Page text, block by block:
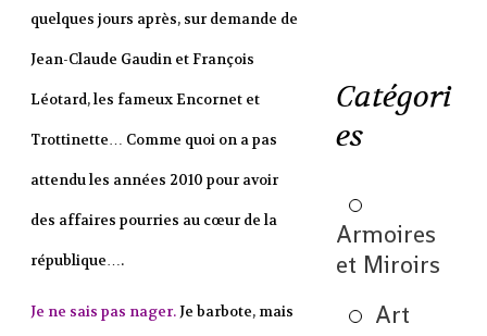
quelques jours après, sur demande de
Jean-Claude Gaudin et François
Léotard, les fameux Encornet et
Trottinette… Comme quoi on a pas
attendu les années 2010 pour avoir
des affaires pourries au cœur de la
république….
Je ne sais pas nager.Je barbote, mais
Catégori
es
Armoires
et Miroirs
Art